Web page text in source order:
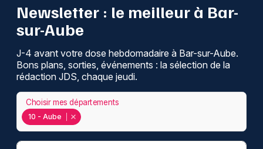
Newsletter : le meilleur à Bar-
sur-Aube
J-4 avant votre dose hebdomadaire à Bar-sur-Aube.
Bons plans, sorties, événements : la sélection de la
rédaction JDS, chaque jeudi.
10 - Aube
Choisir mes départements